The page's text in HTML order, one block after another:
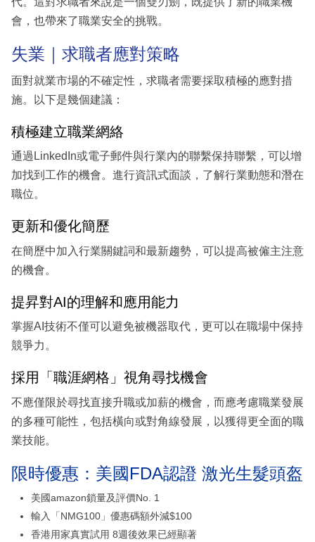
會，也帶來了職業安全的挑戰。
失業｜求職者應對策略
面對就業市場的不確定性，求職者需要採取積極的應對措
施。以下是幾個建議：
積極建立職業網絡
通過LinkedIn或電子郵件與行業內的聯繫保持聯繫，可以增
加找到工作的機會。進行資訊式面談，了解行業動態和潛在
職位。
更新和優化簡歷
在簡歷中加入行業關鍵詞和最新趨勢，可以提高被僱主注意
的機會。
提昇對AI的理解和應用能力
掌握AI技術不僅可以避免被機器取代，更可以在職場中保持
競爭力。
採用「職涯網格」視角尋找機會
不應僅限於尋找直接升職或加薪的機會，而應考慮職業發展
的多種可能性，包括橫向或對角線發展，以獲得更全面的職
業技能。
限時優惠：美國FDA認證 激光生髮頭盔
美國amazon鎖量及評價No. 1
輸入「NMG100」優惠碼額外減$100
香港用家真實試用 8週後效果已經顯著